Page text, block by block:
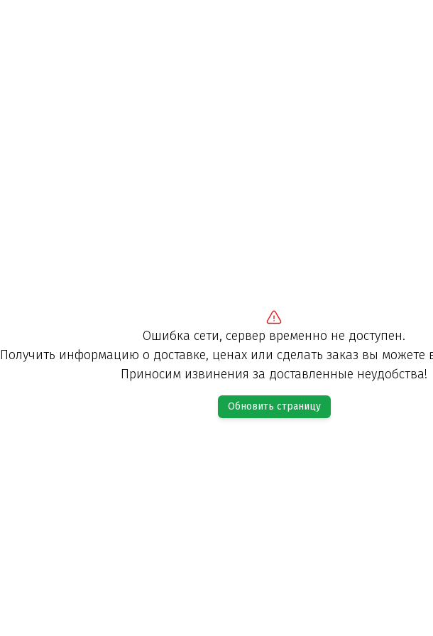
Ошибка сети, сервер временно не доступен.
Получить информацию о доставке, ценах или сделать заказ вы можете
Приносим извинения за доставленные неудобства!
Обновить страницу